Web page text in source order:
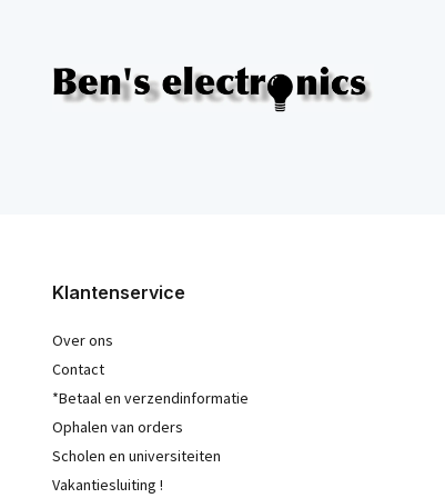
Klantenservice
Over ons
Contact
*Betaal en verzendinformatie
Ophalen van orders
Scholen en universiteiten
Vakantiesluiting !